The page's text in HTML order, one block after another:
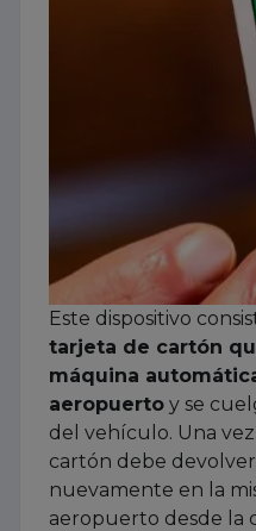
Este dispositivo
tarjeta de cartón
máquina
aeropuerto y se
del vehículo. Una vez
cartón debe
nuevamente en la
aeropuerto desde la